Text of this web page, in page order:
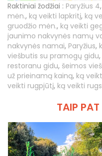
Raktiniai žodžiai : Paryžius 4,
mėn., ką veikti lapkritį, ką
gruodžio mėn., ką veikti
jaunimo nakvynės namų
nakvynės namai, Paryžius,
viešbutis su pramogų gidu,
restoranu gidu, šeimos
už prieinamą kainą, ką
veikti rugpjūtį, ką veikti
TAIP